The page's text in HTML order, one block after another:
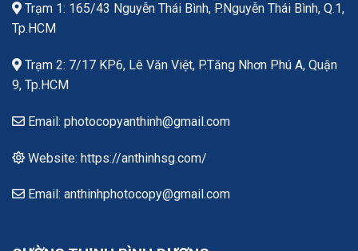
Trạm 1: 165/43 Nguyễn Thái Bình, P.Nguyễn Thái Bình, Q.1,
Tp.HCM
Trạm 2: 7/17 KP6, Lê Văn Việt, P.Tăng Nhơn Phú A, Quận
9, Tp.HCM
Email: photocopyanthinh@gmail.com
Website: https://anthinhsg.com/
Email: anthinhphotocopy@gmail.com